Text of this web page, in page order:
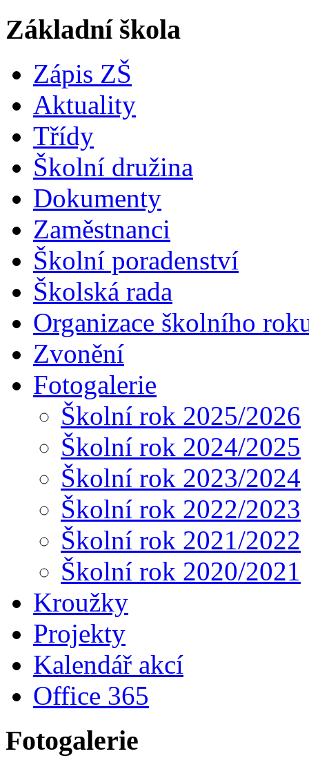
Základní škola
Zápis ZŠ
Aktuality
Třídy
Školní družina
Dokumenty
Zaměstnanci
Školní poradenství
Školská rada
Organizace školního
Zvonění
Fotogalerie
Školní rok 2025/2026
Školní rok 2024/2025
Školní rok 2023/2024
Školní rok 2022/2023
Školní rok 2021/2022
Školní rok 2020/2021
Kroužky
Projekty
Kalendář akcí
Office 365
Fotogalerie